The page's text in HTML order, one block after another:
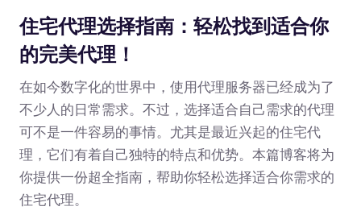
住宅代理选择指南：轻松找到适合你
的完美代理！
在如今数字化的世界中，使用代理服务器已经成为了
不少人的日常需求。不过，选择适合自己需求的代理
可不是一件容易的事情。尤其是最近兴起的住宅代
理，它们有着自己独特的特点和优势。本篇博客将为
你提供一份超全指南，帮助你轻松选择适合你需求的
住宅代理。